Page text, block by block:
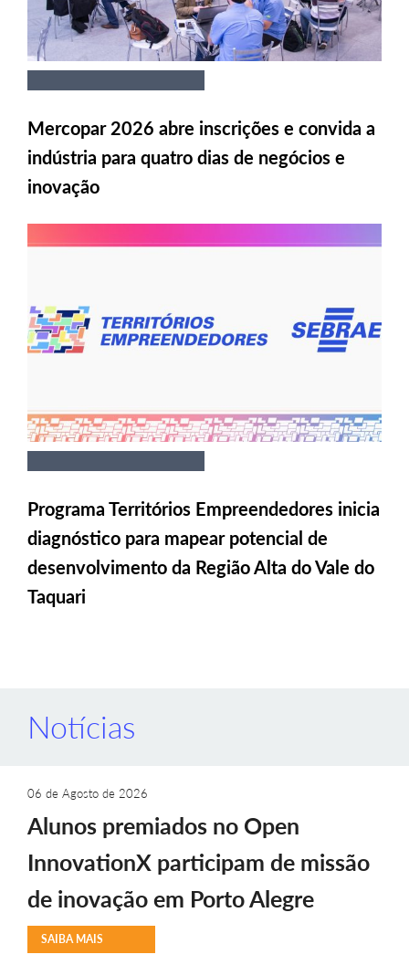
Mercopar 2026 abre inscrições e convida a
indústria para quatro dias de negócios e
inovação
Programa Territórios Empreendedores inicia
diagnóstico para mapear potencial de
desenvolvimento da Região Alta do Vale do
Taquari
Notícias
06 de Agosto de 2026
Alunos premiados no Open
InnovationX participam de missão
de inovação em Porto Alegre
SAIBA MAIS